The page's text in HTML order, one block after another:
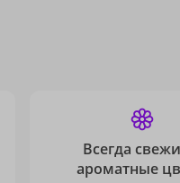
Всегда
ароматные